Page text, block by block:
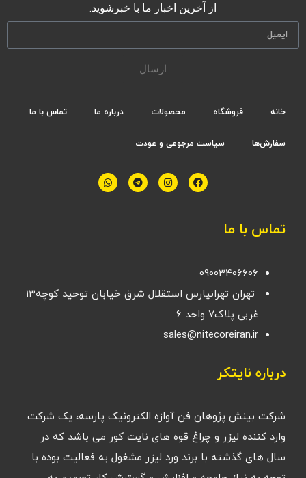
از آخرین اخبار ما با خبرشوید.
ارسال
خانه فروشگاه محصولات درباره ما تماس با ما
سفارش‌ها سیاست مرجوعی و عودت
تماس با ما
09003406606
تهران تهرانپارس استقلال شرق خیابان توحید کوچه۱۳
غربی پلاک۷ واحد ۶
sales@nitecoreiran,ir
درباره نایتکر
شرکت بینش پژوهان فن آوازه الکترونیک پارسه، یک شرکت
وارد کننده لیزر و چراغ قوه های نایت کور می باشد که در
سال های گذشته با برند ورد لیزر مشغول به فعالیت بوده با